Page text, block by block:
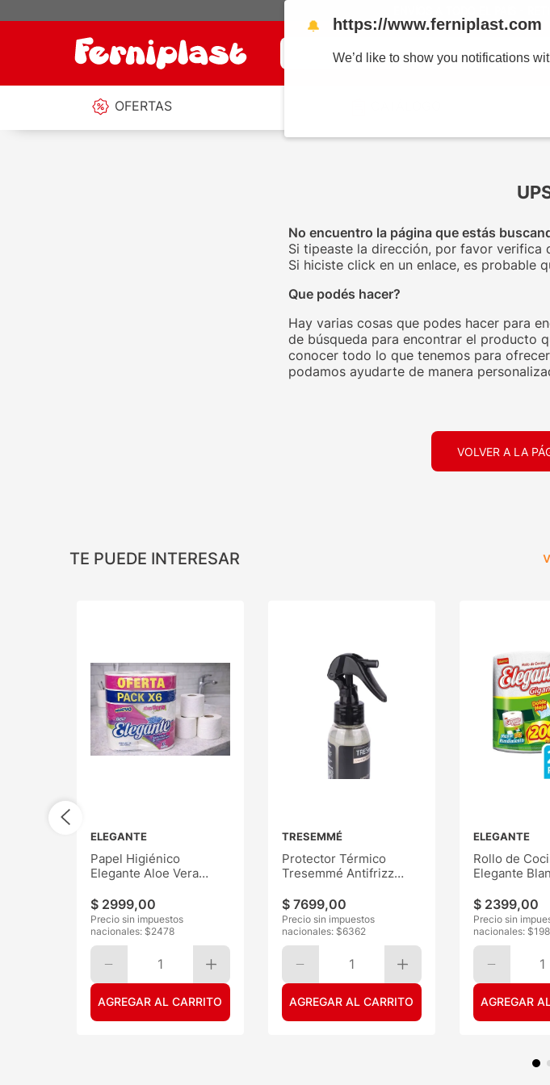
¿Qué estás buscando?
OFERTAS
No encuentro la página que estás
Si tipeaste la dirección, por favor verifica
Si hiciste click en un enlace, es probable
Que podés hacer?
Hay varias cosas que podes hacer para
de búsqueda para encontrar el producto
conocer todo lo que tenemos para
podamos ayudarte de manera
VOLVER A LA
TE PUEDE INTERESAR
ELEGANTE
Papel Higiénico
Elegante Aloe Vera
$ 2999,00
Precio sin impuestos
nacionales: $2478
1
AGREGAR AL CARRITO
TRESEMMÉ
Protector Térmico
Tresemmé Antifrizz
$ 7699,00
Precio sin impuestos
nacionales: $6362
1
AGREGAR AL CARRITO
ELEGANTE
Rollo de
Elegante
$ 2399,00
Precio sin
nacionales: $
1
AGREGAR
🔔 https://www.ferniplast.com
We’d like to show you notifications